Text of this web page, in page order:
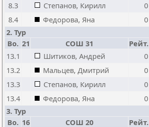
8.3
Степанов, Кирилл 0
8.4
Федорова, Яна 0
2. Тур
Bo. 21 СОШ 31 Рейт.
13.1
Шитиков, Андрей 0
13.2
Мальцев, Дмитрий 0
13.3
Степанов, Кирилл 0
13.4
Федорова, Яна 0
3. Тур
Bo. 16 СОШ 20 Рейт.